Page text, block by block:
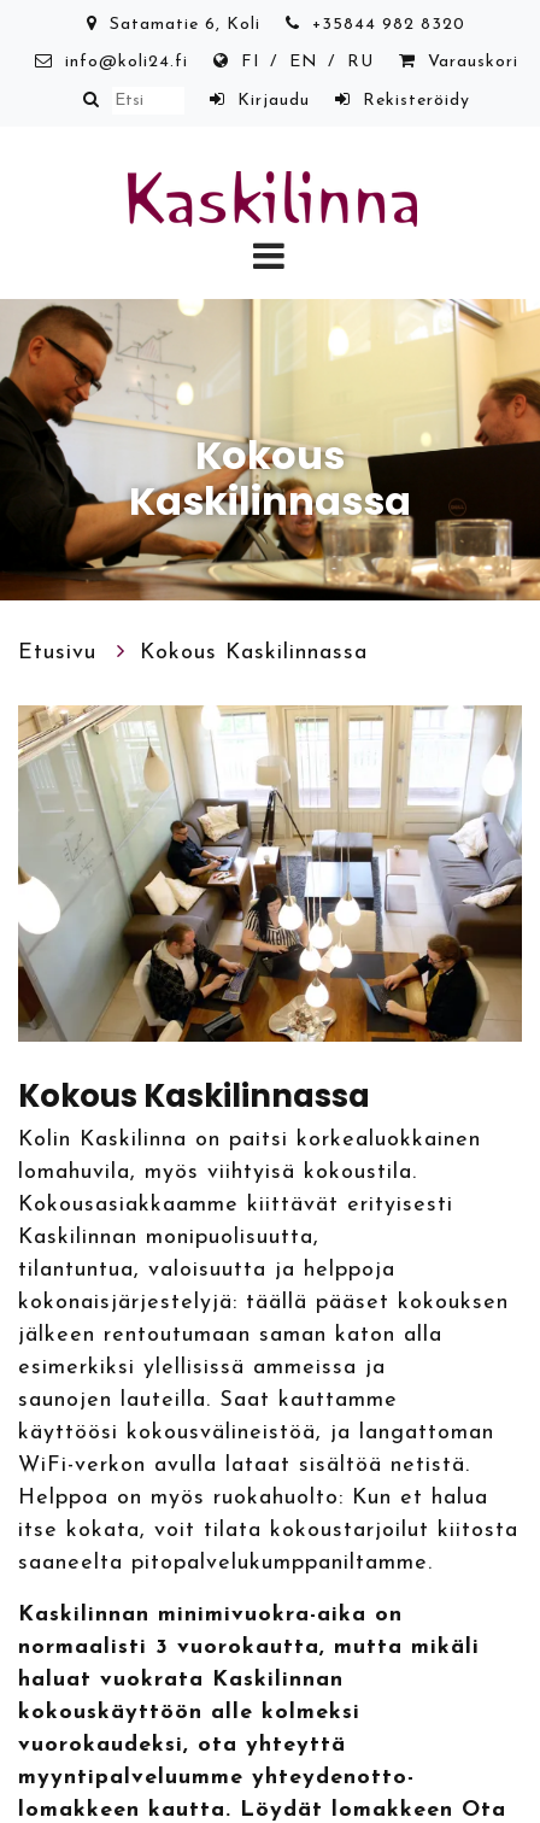
Siirry pääsisältöön
Satamatie 6, Koli +35844 982 8320
info@koli24.fi FI EN RU Varauskori
Kirjaudu Rekisteröidy
Kokous
Kaskilinnassa
Etusivu Kokous Kaskilinnassa
Kokous Kaskilinnassa
Kolin Kaskilinna on paitsi korkealuokkainen
lomahuvila, myös viihtyisä kokoustila.
Kokousasiakkaamme kiittävät erityisesti
Kaskilinnan monipuolisuutta,
tilantuntua, valoisuutta ja helppoja
kokonaisjärjestelyjä: täällä pääset kokouksen
jälkeen rentoutumaan saman katon alla
esimerkiksi ylellisissä ammeissa ja
saunojen lauteilla. Saat kauttamme
käyttöösi kokousvälineistöä, ja langattoman
WiFi-verkon avulla lataat sisältöä netistä.
Helppoa on myös ruokahuolto: Kun et halua
itse kokata, voit tilata kokoustarjoilut kiitosta
saaneelta pitopalvelukumppaniltamme.
Kaskilinnan minimivuokra-aika on
normaalisti 3 vuorokautta, mutta mikäli
haluat vuokrata Kaskilinnan
kokouskäyttöön alle kolmeksi
vuorokaudeksi, ota yhteyttä
myyntipalveluumme yhteydenotto-
lomakkeen kautta. Löydät lomakkeen Ota